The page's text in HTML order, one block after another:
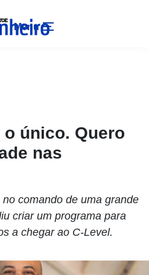
Menu
único. Quero
nas
comando de uma grande
criar um programa para
a chegar ao C-Level.